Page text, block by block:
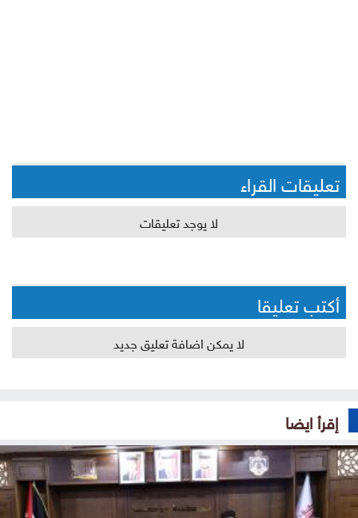
تعليقات القراء
لا يوجد تعليقات
أكتب تعليقا
لا يمكن اضافة تعليق جديد
إقرأ ايضا